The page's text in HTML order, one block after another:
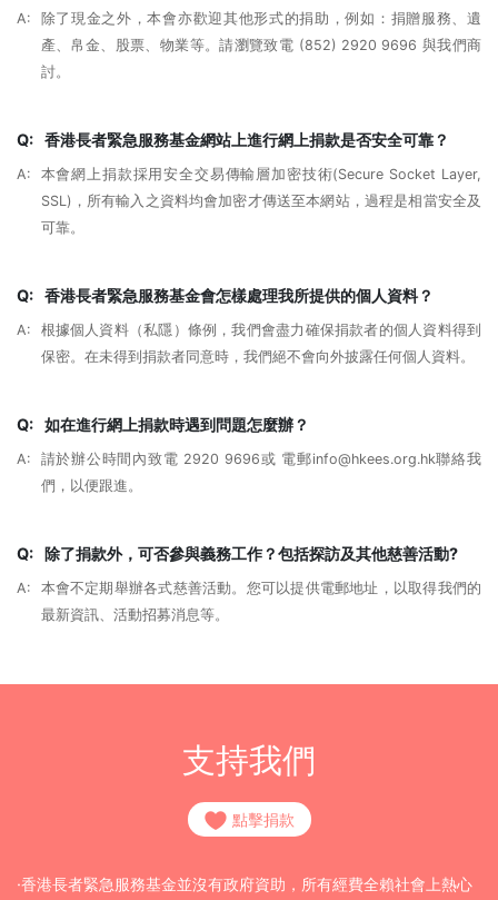
A:
除了現金之外，本會亦歡迎其他形式的捐助，例如：捐贈服務、遺
產、帛金、股票、物業等。請瀏覽致電 (852) 2920 9696 與我們商
討。
Q: 香港長者緊急服務基金網站上進行網上捐款是否安全可靠？
A:
本會網上捐款採用安全交易傳輸層加密技術(Secure Socket Layer,
SSL)，所有輸入之資料均會加密才傳送至本網站，過程是相當安全及
可靠。
Q: 香港長者緊急服務基金會怎樣處理我所提供的個人資料？
A:
根據個人資料（私隱）條例，我們會盡力確保捐款者的個人資料得到
保密。在未得到捐款者同意時，我們絕不會向外披露任何個人資料。
Q: 如在進行網上捐款時遇到問題怎麼辦？
A:
請於辦公時間內致電 2920 9696或 電郵info@hkees.org.hk聯絡我
們，以便跟進。
Q: 除了捐款外，可否參與義務工作？包括探訪及其他慈善活動?
A:
本會不定期舉辦各式慈善活動。您可以提供電郵地址，以取得我們的
最新資訊、活動招募消息等。
支持我們
點擊捐款
·香港長者緊急服務基金並沒有政府資助，所有經費全賴社會上熱心